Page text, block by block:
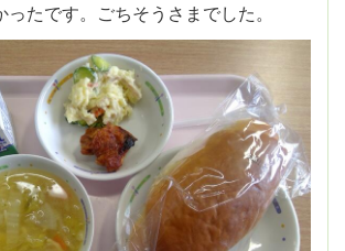
ったです。ごちそうさまでした。